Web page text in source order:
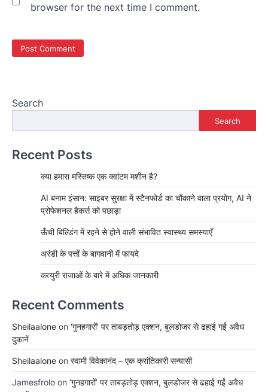
browser for the next time I comment.
Search
Search
Recent Posts
क्या हमारा मस्तिष्क एक क्वांटम मशीन है?
AI बनाम इंसान: साइबर सुरक्षा में स्टैनफोर्ड का चौंकाने वाला प्रयोग, AI ने
प्रोफेशनल हैकर्स को पछाड़ा
ऊँची बिल्डिंग में रहने से होने वाली संभावित स्वास्थ्य समस्याएँ
अरंडी के पत्तों के बागवानी में फायदे
कत्युरी राजाओं के बारे में अधिक जानकारी
Recent Comments
Sheilaalone on ‘गुनहगारों’ पर ताबड़तोड़ एक्शन, बुलडोजर से ढहाई गईं अवैध
दुकानें
Sheilaalone on स्वामी विवेकानंद – एक क्रांतिकारी सन्यासी
Jamesfrolo on ‘गुनहगारों’ पर ताबड़तोड़ एक्शन, बुलडोजर से ढहाई गईं अवैध